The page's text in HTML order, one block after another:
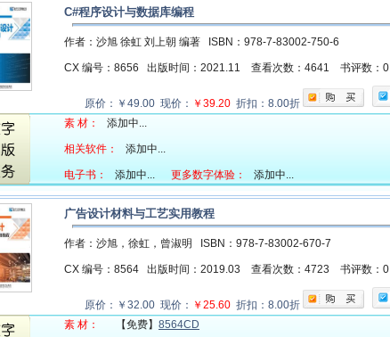
C#程序设计与数据库编程
作者：沙旭 徐虹 刘上朝 编著 ISBN：978-7-83002-750-6
CX 编号：8656 出版时间：2021.11 查看次数：4641 书评数：0
原价：￥49.00 现价： ￥39.20 折扣：8.00折
素 材：
添加中...
相关软件： 添加中...
电子书： 添加中... 更多数字体验： 添加中...
广告设计材料与工艺实用教程
作者：沙旭，徐虹，曾淑明 ISBN：978-7-83002-670-7
CX 编号：8564 出版时间：2019.03 查看次数：4723 书评数：0
原价：￥32.00 现价： ￥25.60 折扣：8.00折
素 材：
【免费】 8564CD